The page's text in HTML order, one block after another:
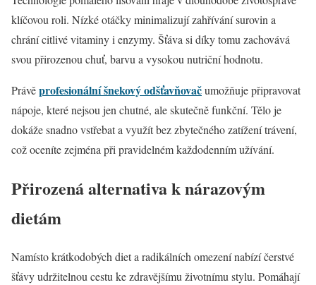
klíčovou roli. Nízké otáčky minimalizují zahřívání surovin a
chrání citlivé vitaminy i enzymy. Šťáva si díky tomu zachovává
svou přirozenou chuť, barvu a vysokou nutriční hodnotu.
Právěprofesionální šnekový odšťavňovačumožňuje připravovat
nápoje, které nejsou jen chutné, ale skutečně funkční. Tělo je
dokáže snadno vstřebat a využít bez zbytečného zatížení trávení,
což oceníte zejména při pravidelném každodenním užívání.
Přirozená alternativa k nárazovým
dietám
Namísto krátkodobých diet a radikálních omezení nabízí čerstvé
šťávy udržitelnou cestu ke zdravějšímu životnímu stylu. Pomáhají